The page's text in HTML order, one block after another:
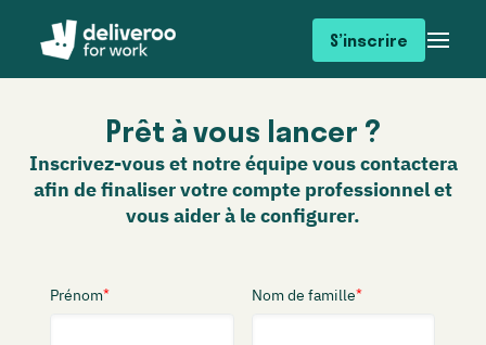
S’inscrire
Prêt à vous lancer ?
Inscrivez-vous et notre équipe vous contactera
afin de finaliser votre compte professionnel et
vous aider à le configurer.